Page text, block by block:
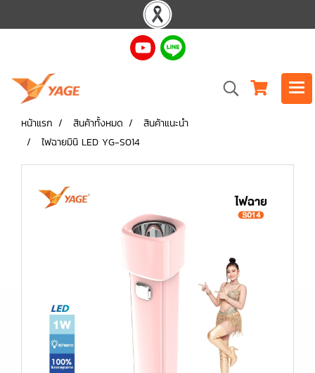
หน้าแรก สินค้าทั้งหมด
สินค้าแนะนำ
ไฟฉายมินิ LED YG-S014